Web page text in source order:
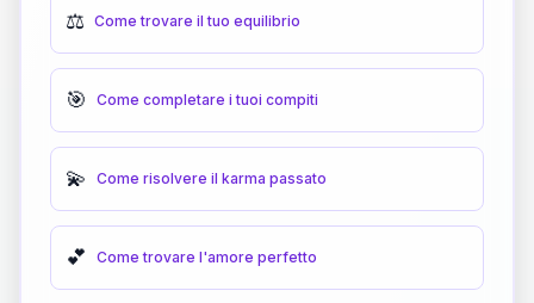
⚖️ Come trovare il tuo equilibrio
🎯 Come completare i tuoi compiti
💫 Come risolvere il karma passato
💕 Come trovare l'amore perfetto